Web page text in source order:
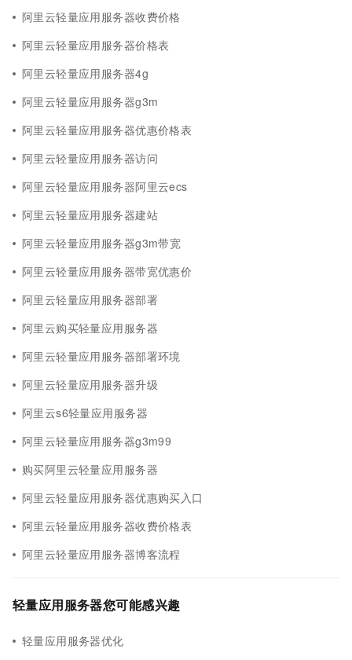
阿里云轻量应用服务器收费价格
阿里云轻量应用服务器价格表
阿里云轻量应用服务器4g
阿里云轻量应用服务器g3m
阿里云轻量应用服务器优惠价格表
阿里云轻量应用服务器访问
阿里云轻量应用服务器阿里云ecs
阿里云轻量应用服务器建站
阿里云轻量应用服务器g3m带宽
阿里云轻量应用服务器带宽优惠价
阿里云轻量应用服务器部署
阿里云购买轻量应用服务器
阿里云轻量应用服务器部署环境
阿里云轻量应用服务器升级
阿里云s6轻量应用服务器
阿里云轻量应用服务器g3m99
购买阿里云轻量应用服务器
阿里云轻量应用服务器优惠购买入口
阿里云轻量应用服务器收费价格表
阿里云轻量应用服务器博客流程
轻量应用服务器您可能感兴趣
轻量应用服务器优化